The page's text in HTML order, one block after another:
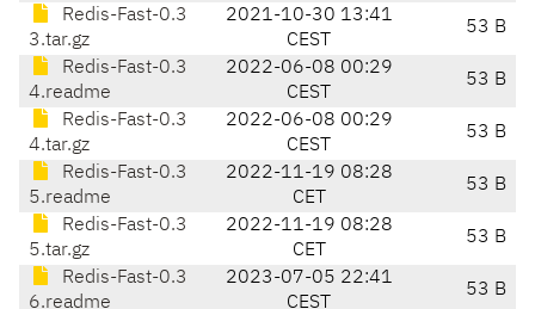
Redis-Fast-0.3
3.tar.gz
2021-10-30 13:41
CEST
53 B
Redis-Fast-0.3
4.readme
2022-06-08 00:29
CEST
53 B
Redis-Fast-0.3
4.tar.gz
2022-06-08 00:29
CEST
53 B
Redis-Fast-0.3
5.readme
2022-11-19 08:28
CET
53 B
Redis-Fast-0.3
5.tar.gz
2022-11-19 08:28
CET
53 B
Redis-Fast-0.3
6.readme
2023-07-05 22:41
CEST
53 B